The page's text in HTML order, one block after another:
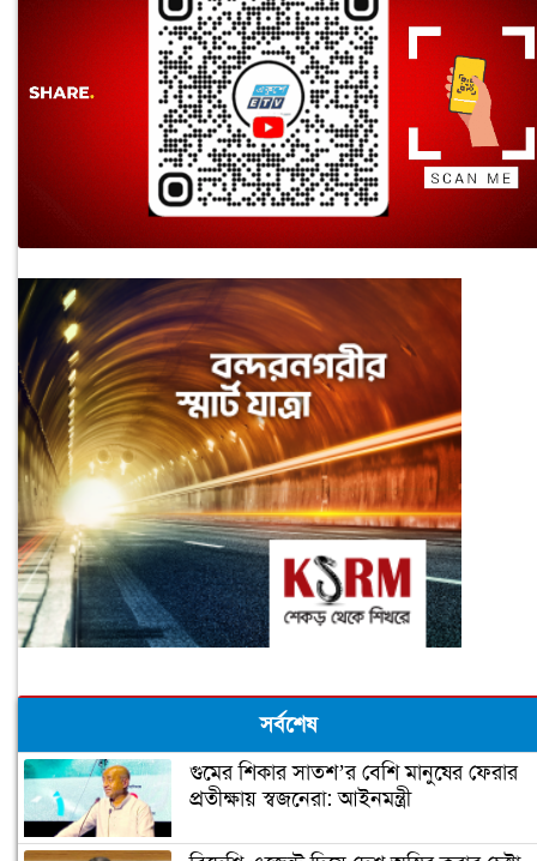
সর্বশেষ
গুমের শিকার সাতশ’র বেশি মানুষের ফেরার
প্রতীক্ষায় স্বজনেরা: আইনমন্ত্রী